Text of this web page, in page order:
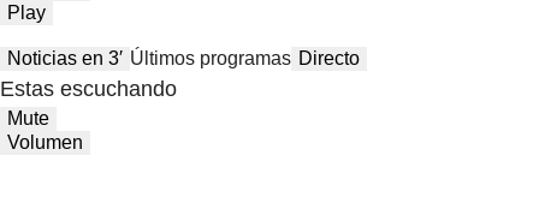
Play
Noticias en 3′ Últimos programas Directo
Estas escuchando
Mute
Volumen